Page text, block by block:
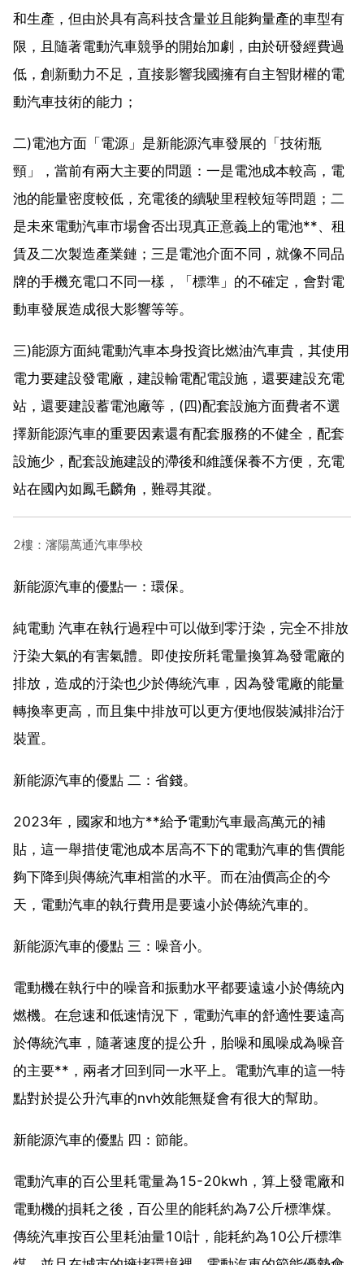
和生產，但由於具有高科技含量並且能夠量產的車型有
限，且隨著電動汽車競爭的開始加劇，由於研發經費過
低，創新動力不足，直接影響我國擁有自主智財權的電
動汽車技術的能力；
二)電池方面「電源」是新能源汽車發展的「技術瓶
頸」，當前有兩大主要的問題：一是電池成本較高，電
池的能量密度較低，充電後的續駛里程較短等問題；二
是未來電動汽車市場會否出現真正意義上的電池**、租
賃及二次製造產業鏈；三是電池介面不同，就像不同品
牌的手機充電口不同一樣，「標準」的不確定，會對電
動車發展造成很大影響等等。
三)能源方面純電動汽車本身投資比燃油汽車貴，其使用
電力要建設發電廠，建設輸電配電設施，還要建設充電
站，還要建設蓄電池廠等，(四)配套設施方面費者不選
擇新能源汽車的重要因素還有配套服務的不健全，配套
設施少，配套設施建設的滯後和維護保養不方便，充電
站在國內如鳳毛麟角，難尋其蹤。
2樓：瀋陽萬通汽車學校
新能源汽車的優點一：環保。
純電動 汽車在執行過程中可以做到零汙染，完全不排放
汙染大氣的有害氣體。即使按所耗電量換算為發電廠的
排放，造成的汙染也少於傳統汽車，因為發電廠的能量
轉換率更高，而且集中排放可以更方便地假裝減排治汙
裝置。
新能源汽車的優點 二：省錢。
2023年，國家和地方**給予電動汽車最高萬元的補
貼，這一舉措使電池成本居高不下的電動汽車的售價能
夠下降到與傳統汽車相當的水平。而在油價高企的今
天，電動汽車的執行費用是要遠小於傳統汽車的。
新能源汽車的優點 三：噪音小。
電動機在執行中的噪音和振動水平都要遠遠小於傳統內
燃機。在怠速和低速情況下，電動汽車的舒適性要遠高
於傳統汽車，隨著速度的提公升，胎噪和風噪成為噪音
的主要**，兩者才回到同一水平上。電動汽車的這一特
點對於提公升汽車的nvh效能無疑會有很大的幫助。
新能源汽車的優點 四：節能。
電動汽車的百公里耗電量為15-20kwh，算上發電廠和
電動機的損耗之後，百公里的能耗約為7公斤標準煤。
傳統汽車按百公里耗油量10l計，能耗約為10公斤標準